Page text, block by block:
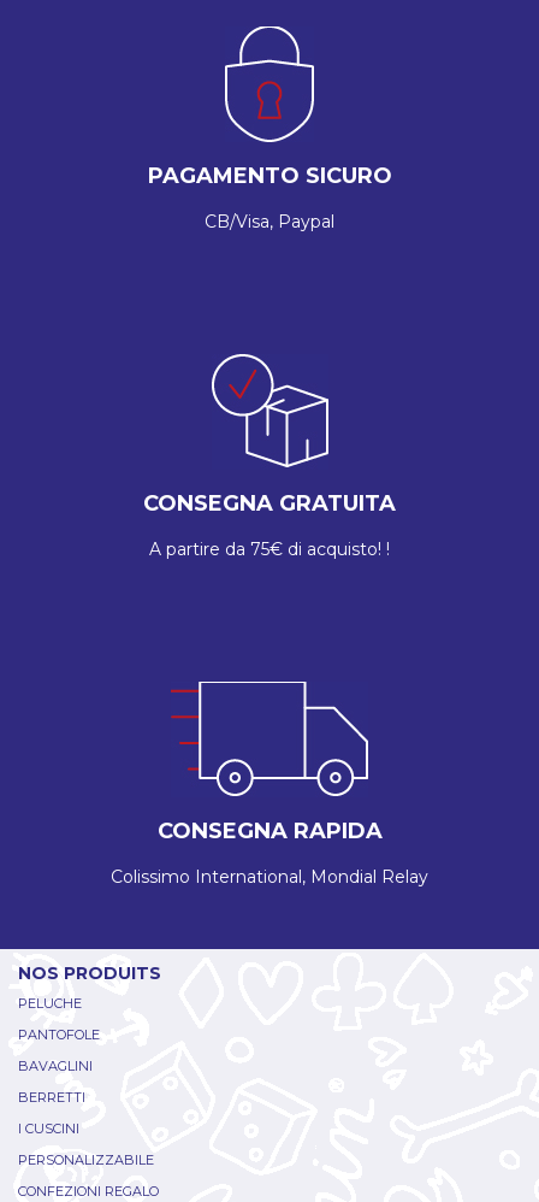
PAGAMENTO SICURO
CB/Visa, Paypal
CONSEGNA GRATUITA
A partire da 75€ di acquisto! !
CONSEGNA RAPIDA
Colissimo International, Mondial Relay
NOS PRODUITS
PELUCHE
PANTOFOLE
BAVAGLINI
BERRETTI
I CUSCINI
PERSONALIZZABILE
CONFEZIONI REGALO